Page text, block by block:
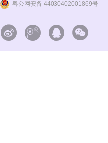
粤公网安备 44030402001869号
   